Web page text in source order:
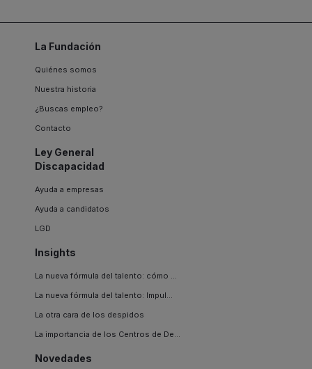
La Fundación
Quiénes somos
Nuestra historia
¿Buscas empleo?
Contacto
Ley General
Discapacidad
Ayuda a empresas
Ayuda a candidatos
LGD
Insights
La nueva fórmula del talento: cómo ...
La nueva fórmula del talento: Impul...
La otra cara de los despidos
La importancia de los Centros de De...
Novedades